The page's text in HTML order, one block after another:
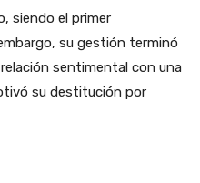
siendo el primer
su gestión terminó
sentimental con una
su destitución por